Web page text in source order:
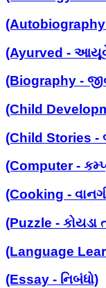
(Ayurved -
(Biography -
(Child
(Child Stories -
(Computer -
(Cooking -
(Puzzle - કોયડા
(Language
(Essay - નિબંધો)